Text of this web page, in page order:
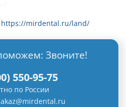
https://mirdental.ru/land/
Звоните!
550-95-75
по России